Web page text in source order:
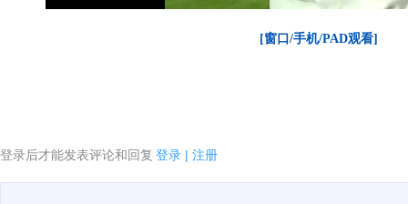
[窗口/手机/PAD观看]
登录后才能发表评论和回复 登录 | 注册